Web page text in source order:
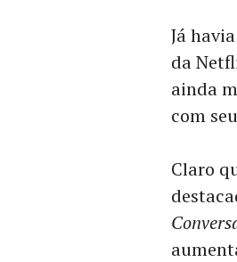
Já
da
ainda
com
Claro